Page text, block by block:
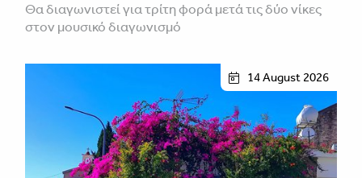
Θα διαγωνιστεί για τρίτη φορά μετά τις δύο νίκες
στον μουσικό διαγωνισμό
14 August 2026